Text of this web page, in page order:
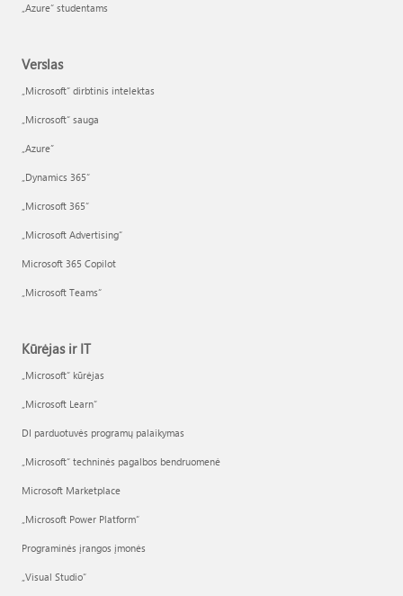
„Azure“ studentams
Verslas
„Microsoft“ dirbtinis intelektas
„Microsoft“ sauga
„Azure”
„Dynamics 365“
„Microsoft 365“
„Microsoft Advertising“
Microsoft 365 Copilot
„Microsoft Teams“
Kūrėjas ir IT
„Microsoft“ kūrėjas
„Microsoft Learn“
DI parduotuvės programų palaikymas
„Microsoft“ techninės pagalbos bendruomenė
Microsoft Marketplace
„Microsoft Power Platform“
Programinės įrangos įmonės
„Visual Studio“